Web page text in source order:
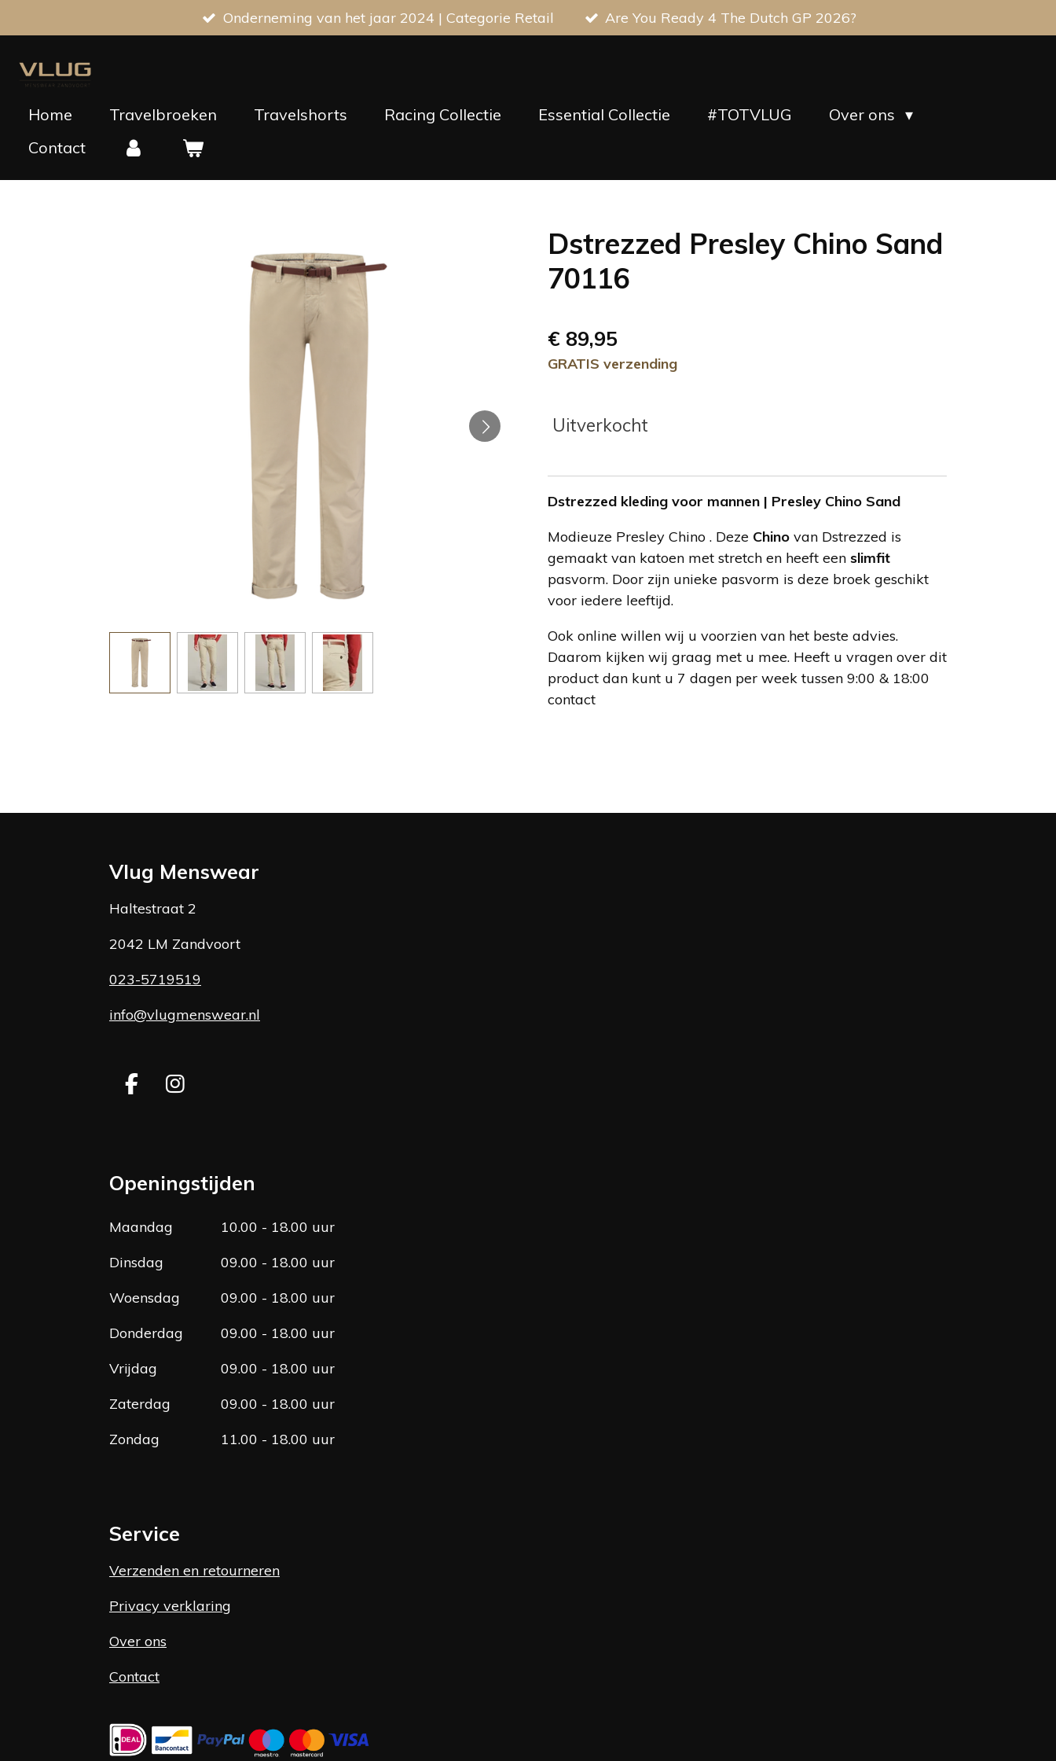
direct
naar
Onderneming van het jaar 2024 | Categorie Retail Are You Ready 4 The Dutch GP 2026?
Home Travelbroeken Travelshorts Racing Collectie Essential Collectie #TOTVLUG
Over ons
Contact
Dstrezzed Presley Chino Sand
70116
€ 89,95
GRATIS verzending
Uitverkocht
Dstrezzed kleding voor mannen | Presley Chino Sand
Modieuze Presley Chino . Deze Chino van Dstrezzed is
gemaakt van katoen met stretch en heeft een slimfit
pasvorm. Door zijn unieke pasvorm is deze broek geschikt
voor iedere leeftijd.
Ook online willen wij u voorzien van het beste advies.
Daarom kijken wij graag met u mee. Heeft u vragen over dit
product dan kunt u 7 dagen per week tussen 9:00 & 18:00
contact
Vlug Menswear
Haltestraat 2
2042 LM Zandvoort
023-5719519
info@vlugmenswear.nl
F
b
o
I
a
g
Openingstijden
Maandag
10.00 - 18.00 uur
Dinsdag
09.00 - 18.00 uur
Woensdag
09.00 - 18.00 uur
Donderdag
09.00 - 18.00 uur
Vrijdag
09.00 - 18.00 uur
Zaterdag
09.00 - 18.00 uur
Zondag
11.00 - 18.00 uur
Service
Verzenden en retourneren
Privacy verklaring
Over ons
Contact